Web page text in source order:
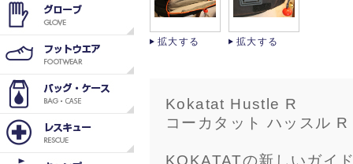
拡大する 拡大する
Kokatat Hustle R
コーカタット ハッスル R
KOKATATの新しいガイ